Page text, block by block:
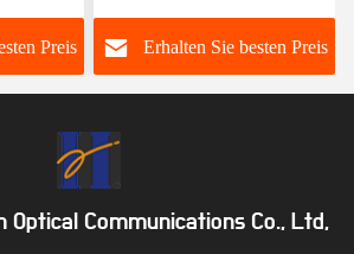
Preis Erhalten Sie besten Preis
Optical Communications Co., Ltd,